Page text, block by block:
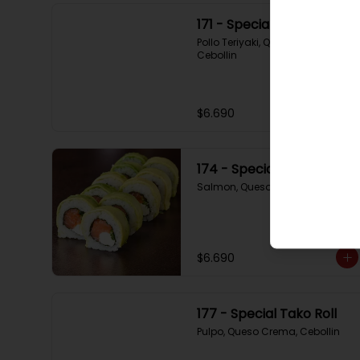
171 - Special Tori
Pollo Teriyaki, Queso Crema,
Cebollin
$6.690
174 - Special Sake
Salmon, Queso Crema, Cebollin
$6.690
177 - Special Tako Roll
Pulpo, Queso Crema, Cebollin